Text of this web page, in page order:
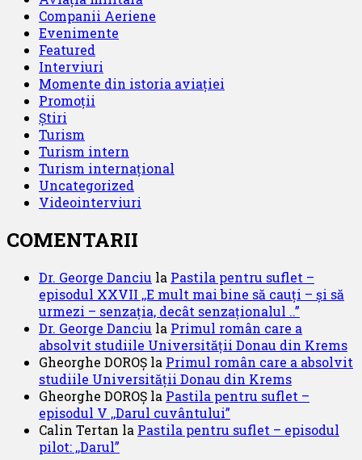
Companii Aeriene
Evenimente
Featured
Interviuri
Momente din istoria aviației
Promoții
Știri
Turism
Turism intern
Turism internațional
Uncategorized
Videointerviuri
COMENTARII
Dr. George Danciu la Pastila pentru suflet –
episodul XXVII ,,E mult mai bine să cauți – și să
urmezi – senzația, decât senzaționalul ..”
Dr. George Danciu la Primul român care a
absolvit studiile Universității Donau din Krems
Gheorghe DOROȘ la Primul român care a absolvit
studiile Universității Donau din Krems
Gheorghe DOROȘ la Pastila pentru suflet –
episodul V ,,Darul cuvântului”
Calin Tertan la Pastila pentru suflet – episodul
pilot: ,,Darul”